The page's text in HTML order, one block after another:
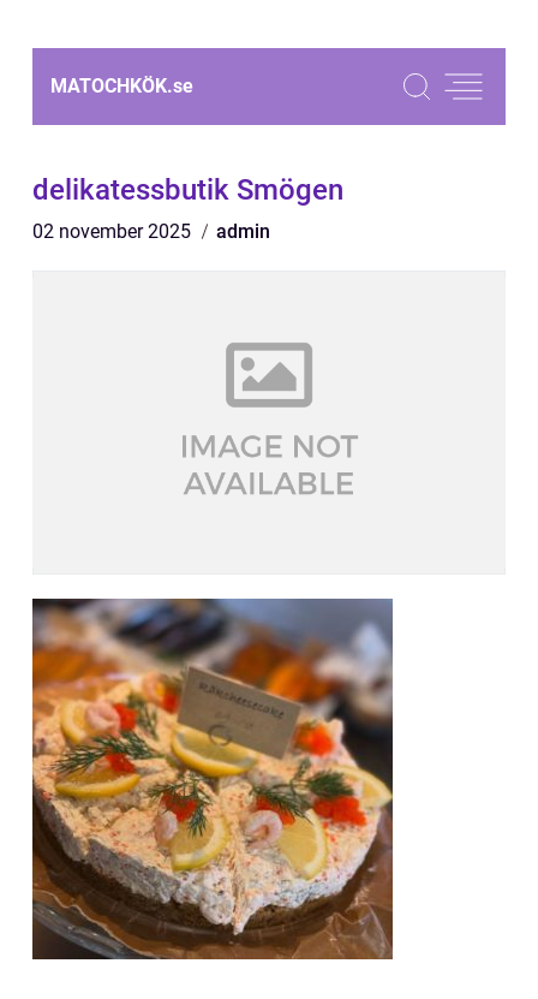
MATOCHKÖK.se
delikatessbutik Smögen
02 november 2025 admin